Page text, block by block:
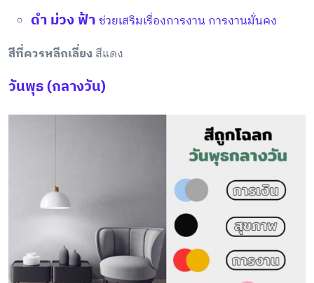
ดำ ม่วง ฟ้าช่วยเสริมเรื่องการงาน การงานมั่นคง
สีที่ควรหลีกเลี่ยง สีแดง
วันพุธ (กลางวัน)